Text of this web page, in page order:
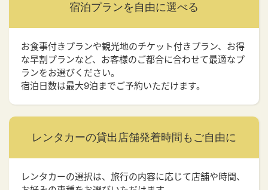
宿泊プランを 自由に選べる
お食事付きプランや観光地のチケット付きプラン、お得
な早割プランなど、お客様のご都合に合わせて最適なプ
ランをお選びください。
宿泊日数は最大9泊までご予約いただけます。
レンタカーの貸出店舗発着時間もご自由に
レンタカーの選択は、旅行の内容に応じて店舗や時間、